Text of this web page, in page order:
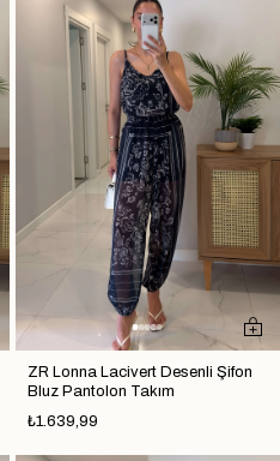
ZR Lonna Lacivert Desenli Şifon
Bluz Pantolon Takım
₺1.639,99